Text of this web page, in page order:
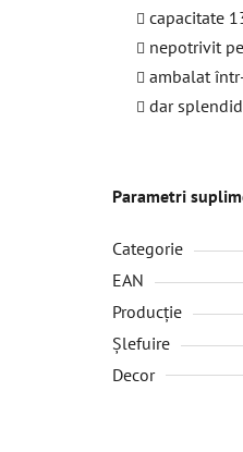
capacitate
nepotrivit
ambalat
dar
Parametri
Categorie
EAN
Producție
Șlefuire
Decor